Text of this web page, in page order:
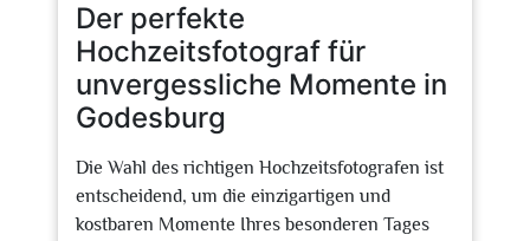
Der perfekte
Hochzeitsfotograf für
unvergessliche Momente in
Godesburg
Die Wahl des richtigen Hochzeitsfotografen ist
entscheidend, um die einzigartigen und
kostbaren Momente Ihres besonderen Tages